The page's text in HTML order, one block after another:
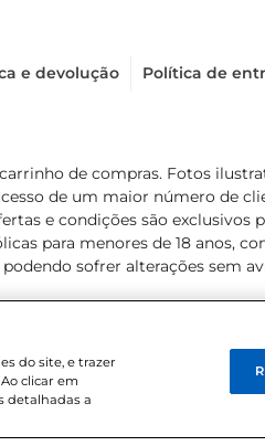
e devolução Política de
de compras. Fotos
de um maior número de
e condições são exclusivos
para menores de 18 anos,
podendo sofrer alterações sem
do site, e trazer
clicar em
detalhadas a